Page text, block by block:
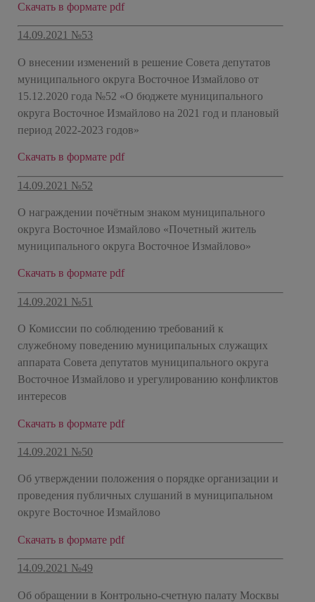
Скачать в формате pdf
14.09.2021 №53
О внесении изменений в решение Совета депутатов
муниципального округа Восточное Измайлово от
15.12.2020 года №52 «О бюджете муниципального
округа Восточное Измайлово на 2021 год и плановый
период 2022-2023 годов»
Скачать в формате pdf
14.09.2021 №52
О награждении почётным знаком муниципального
округа Восточное Измайлово «Почетный житель
муниципального округа Восточное Измайлово»
Скачать в формате pdf
14.09.2021 №51
О Комиссии по соблюдению требований к
служебному поведению муниципальных служащих
аппарата Совета депутатов муниципального округа
Восточное Измайлово и урегулированию конфликтов
интересов
Скачать в формате pdf
14.09.2021 №50
Об утверждении положения о порядке организации и
проведения публичных слушаний в муниципальном
округе Восточное Измайлово
Скачать в формате pdf
14.09.2021 №49
Об обращении в Контрольно-счетную палату Москвы